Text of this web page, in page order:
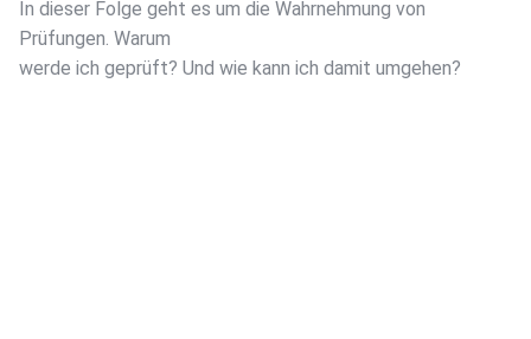
In dieser Folge geht es um die Wahrnehmung von
Prüfungen. Warum
werde ich geprüft? Und wie kann ich damit umgehen?